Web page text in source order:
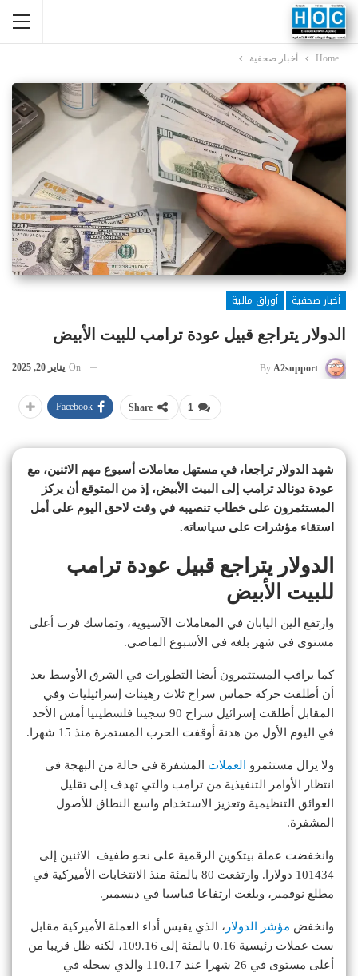
Home أخبار صحفية
أخبار صحفية
أوراق مالية
الدولار يتراجع قبيل عودة ترامب للبيت الأبيض
By A2support
On يناير 20, 2025
1
Share
Facebook
شهد الدولار تراجعا، في مستهل معاملات أسبوع مهم الاثنين، مع
عودة دونالد ترامب إلى البيت الأبيض، إذ من المتوقع أن يركز
المستثمرون على خطاب تنصيبه في وقت لاحق اليوم على أمل
استقاء مؤشرات على سياساته.
الدولار يتراجع قبيل عودة ترامب
للبيت الأبيض
وارتفع الين اليابان في المعاملات الآسيوية، وتماسك قرب أعلى
مستوى في شهر بلغه في الأسبوع الماضي.
كما يراقب المستثمرون أيضا التطورات في الشرق الأوسط بعد
أن أطلقت حركة حماس سراح ثلاث رهينات إسرائيليات وفي
المقابل أطلقت إسرائيل سراح 90 سجينا فلسطينيا أمس الأحد
في اليوم الأول من هدنة أوقفت الحرب المستمرة منذ 15 شهرا.
ولا يزال مستثمرو العملات المشفرة في حالة من البهجة في
انتظار الأوامر التنفيذية من ترامب والتي تهدف إلى تقليل
العوائق التنظيمية وتعزيز الاستخدام واسع النطاق للأصول
المشفرة.
وانخفضت عملة بيتكوين الرقمية على نحو طفيف الاثنين إلى
101434 دولارا. وارتفعت 80 بالمئة منذ الانتخابات الأميركية في
مطلع نوفمبر، وبلغت ارتفاعا قياسيا في ديسمبر.
وانخفض مؤشر الدولار ، الذي يقيس أداء العملة الأميركية مقابل
ست عملات رئيسية 0.16 بالمئة إلى 109.16، لكنه ظل قريبا من
أعلى مستوى في 26 شهرا عند 110.17 والذي سجله في